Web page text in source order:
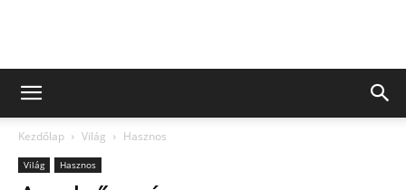
Kezdőlap Világ Hasznos
Világ Hasznos